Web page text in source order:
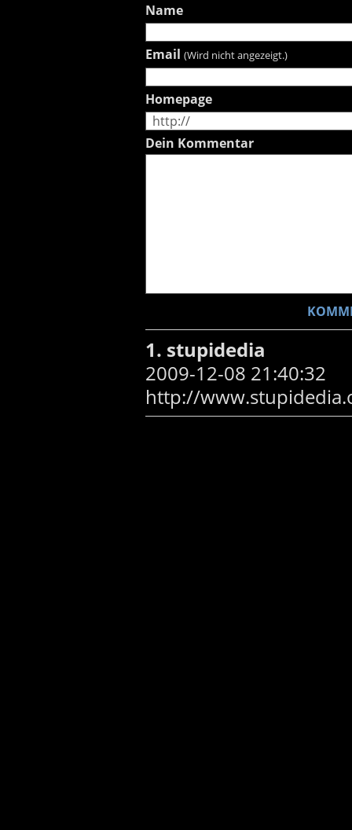
Name
Email (Wird nicht angezeigt.)
Homepage
Dein Kommentar
1. stupidedia
2009-12-08 21:40:32
http://